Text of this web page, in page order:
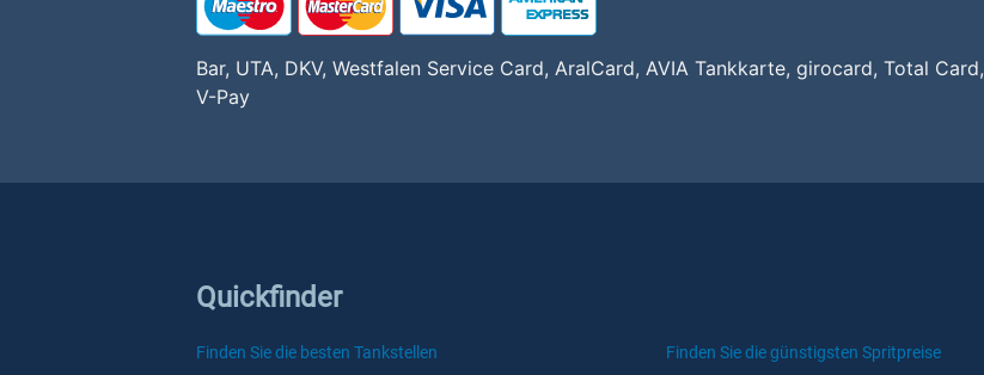
Bar, UTA, DKV, Westfalen Service Card, AralCard, AVIA Tankkarte, girocard, Total Card,
V-Pay
Quickfinder
Finden Sie die besten Tankstellen Finden Sie die günstigsten Spritpreise